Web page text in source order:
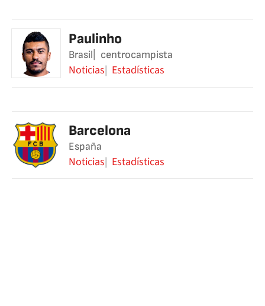
Paulinho
Brasil centrocampista
Noticias Estadísticas
Barcelona
España
Noticias Estadísticas